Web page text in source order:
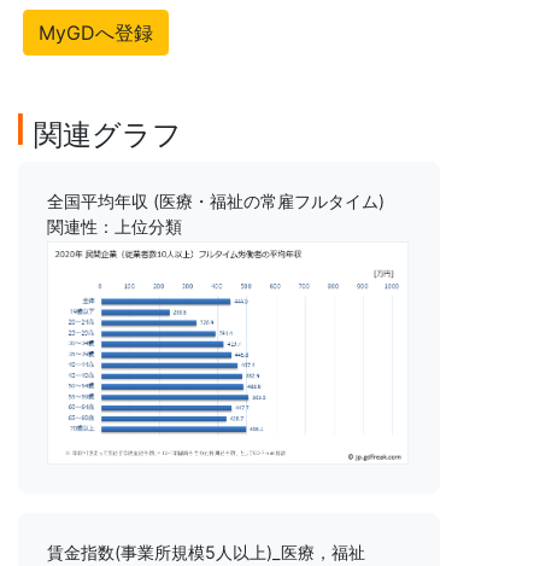
MyGDへ登録
関連グラフ
全国平均年収 (医療・福祉の常雇フルタイム)
関連性：上位分類
賃金指数(事業所規模5人以上)_医療，福祉